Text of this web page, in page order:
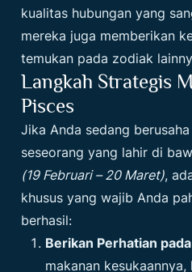
kualitas hubungan yang
mereka juga memberikan
temukan pada zodiak
Langkah Strategis
Pisces
Jika Anda sedang
seseorang yang lahir di
(19 Februari – 20 Maret),
khusus yang wajib Anda
berhasil:
Berikan Perhatian
makanan